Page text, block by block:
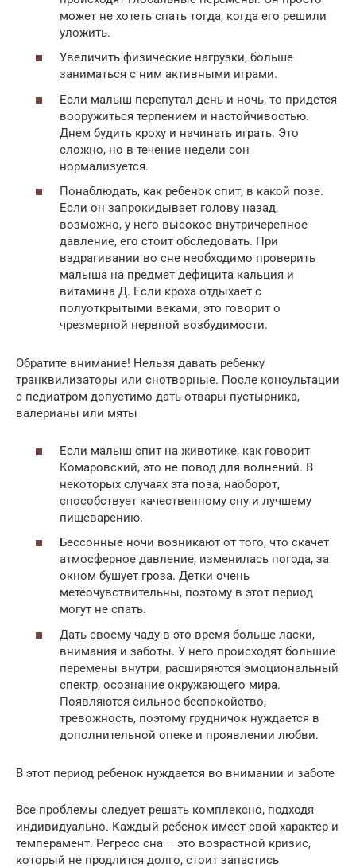
может не хотеть спать тогда, когда его решили
уложить.
Увеличить физические нагрузки, больше
заниматься с ним активными играми.
Если малыш перепутал день и ночь, то придется
вооружиться терпением и настойчивостью.
Днем будить кроху и начинать играть. Это
сложно, но в течение недели сон
нормализуется.
Понаблюдать, как ребенок спит, в какой позе.
Если он запрокидывает голову назад,
возможно, у него высокое внутричерепное
давление, его стоит обследовать. При
вздрагивании во сне необходимо проверить
малыша на предмет дефицита кальция и
витамина Д. Если кроха отдыхает с
полуоткрытыми веками, это говорит о
чрезмерной нервной возбудимости.
Обратите внимание! Нельзя давать ребенку
транквилизаторы или снотворные. После консультации
с педиатром допустимо дать отвары пустырника,
валерианы или мяты
Если малыш спит на животике, как говорит
Комаровский, это не повод для волнений. В
некоторых случаях эта поза, наоборот,
способствует качественному сну и лучшему
пищеварению.
Бессонные ночи возникают от того, что скачет
атмосферное давление, изменилась погода, за
окном бушует гроза. Детки очень
метеочувствительны, поэтому в этот период
могут не спать.
Дать своему чаду в это время больше ласки,
внимания и заботы. У него происходят большие
перемены внутри, расширяются эмоциональный
спектр, осознание окружающего мира.
Появляются сильное беспокойство,
тревожность, поэтому грудничок нуждается в
дополнительной опеке и проявлении любви.
В этот период ребенок нуждается во внимании и заботе
Все проблемы следует решать комплексно, подходя
индивидуально. Каждый ребенок имеет свой характер и
темперамент. Регресс сна – это возрастной кризис,
который не продлится долго, стоит запастись